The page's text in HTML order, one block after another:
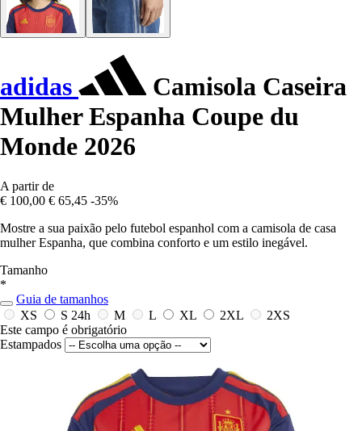
adidas
Camisola Caseira
Mulher Espanha Coupe du
Monde 2026
A partir de
€ 100,00 € 65,45 -35%
Mostre a sua paixão pelo futebol espanhol com a camisola de casa
mulher Espanha, que combina conforto e um estilo inegável.
Tamanho
*
Guia de tamanhos
XS
S 24h M L XL 2XL
2XS
Este campo é obrigatório
Estampados